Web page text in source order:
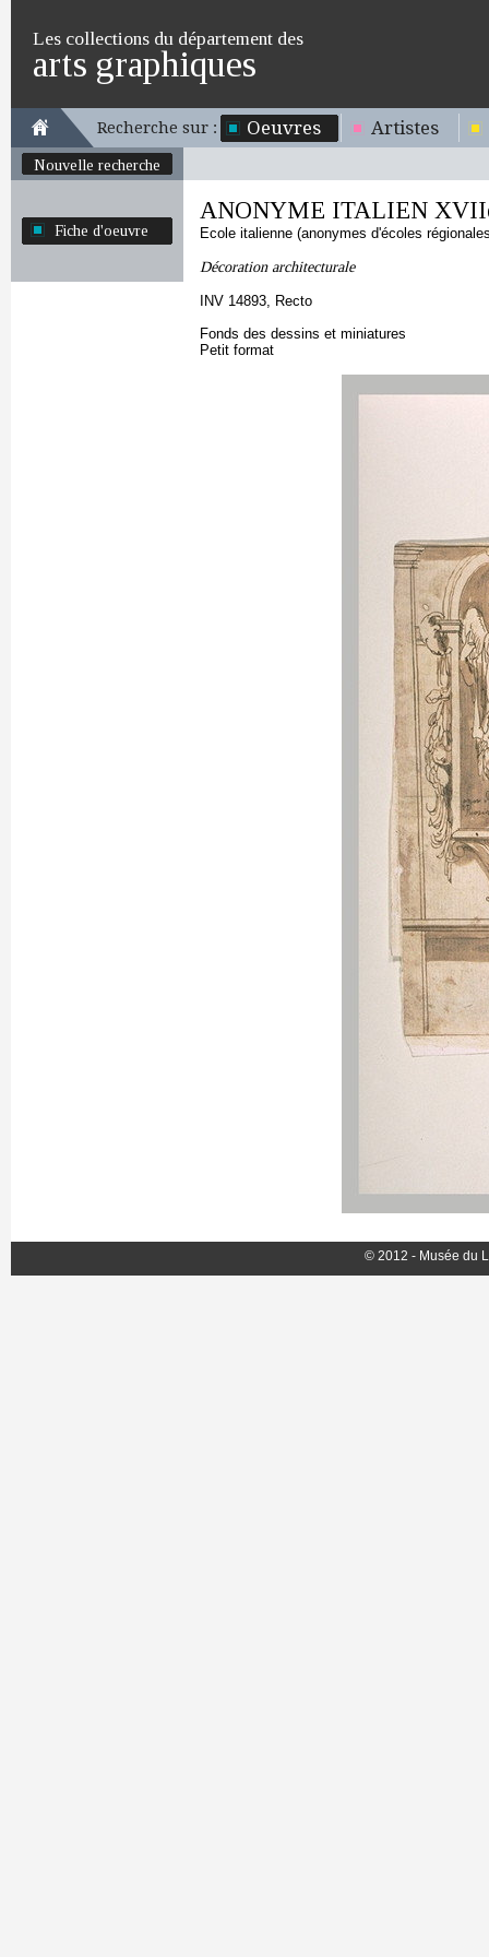
Les collections du département des
arts graphiques
Recherche sur : Oeuvres Artistes
Nouvelle recherche
Fiche d'oeuvre
ANONYME ITALIEN
Ecole italienne (anonymes d'écoles
Décoration architecturale
INV 14893, Recto
Fonds des dessins et miniatures
Petit format
© 2012 - Musée du